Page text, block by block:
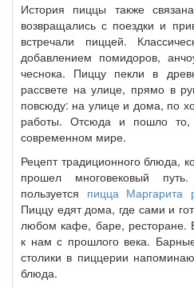
История пиццы также
возвращались с поездки и
встречали пиццей.
добавлением помидоров,
чеснока. Пиццу пекли в
рассвете на улице, прямо в
повсюду: на улице и дома, по
работы. Отсюда и пошло
современном мире.
Рецепт традиционного блюда,
прошел многовековый
пользуется пицца Маргарита
Пиццу едят дома, где сами и
любом кафе, баре, ресторане.
к нам с прошлого века.
столики в пиццерии
блюда.